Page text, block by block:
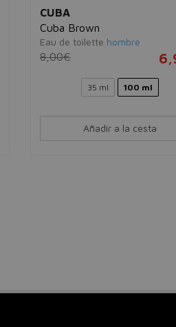
CUBA
Cuba Brown
Eau de toilette hombre
8,00€
35 ml 100 ml
Añadir a la cesta